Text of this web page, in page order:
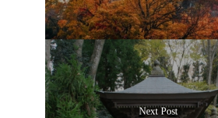
Next Post